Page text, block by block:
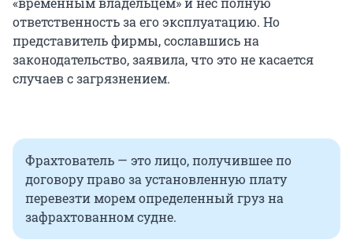
ответственность за его эксплуатацию. Но
представитель фирмы, сославшись на
законодательство, заявила, что это не касается
случаев с загрязнением.
Фрахтователь — это лицо, получившее по
договору право за установленную плату
перевезти морем определенный груз на
зафрахтованном судне.